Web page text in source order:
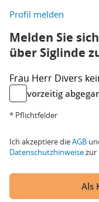
Profil melden
Melden Sie
über Siglinde
Frau Herr Divers
vorzeitig
* Pflichtfelder
Ich akzeptiere dieAGB
Datenschutzhinweisezur
Als